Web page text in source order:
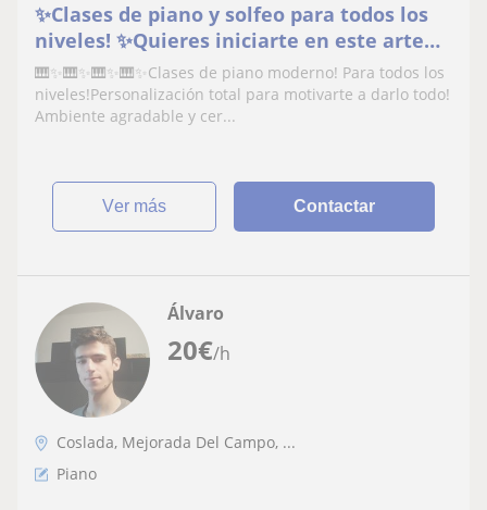
✨️Clases de piano y solfeo para todos los
niveles! ✨️Quieres iniciarte en este arte
tan bello? ✨️Personalización total para
motivarte a darlo todo!
🎹✨️🎹✨️🎹✨️🎹✨️Clases de piano moderno! Para todos los
niveles!Personalización total para motivarte a darlo todo!
Ambiente agradable y cer...
ver más Contactar
20€/h
Álvaro
Coslada, Mejorada Del Campo, ...
Piano